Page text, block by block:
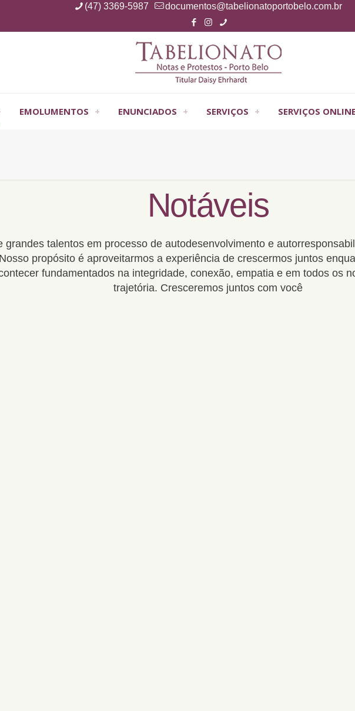
(47) 3369-5987 documentos@tabelionatoportobelo.com.br
EMOLUMENTOS ENUNCIADOS SERVIÇOS SERVIÇOS ONLINE
Notáveis
grandes talentos em processo de autodesenvolvimento e
propósito é aproveitarmos a experiência de crescermos juntos
fundamentados na integridade, conexão, empatia e em todos os
trajetória. Cresceremos juntos com você